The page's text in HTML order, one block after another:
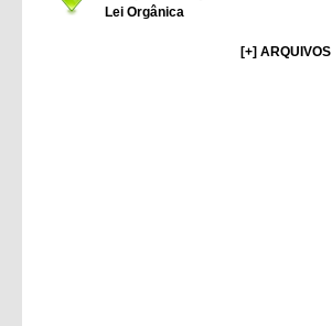
Lei Orgânica
[+] ARQUIVOS